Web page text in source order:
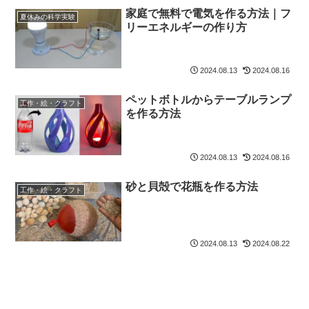
夏休みの科学実験
家庭で無料で電気を作る方法｜フ
リーエネルギーの作り方
2024.08.13 2024.08.16
工作・絵・クラフト
ペットボトルからテーブルランプ
を作る方法
2024.08.13 2024.08.16
工作・絵・クラフト 砂と貝殻で花瓶を作る方法
2024.08.13 2024.08.22